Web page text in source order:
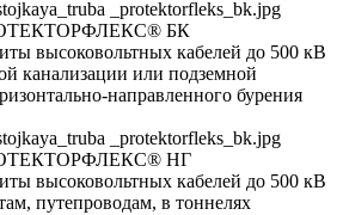
БК
высоковольтных кабелей до 500 кВ
канализации или подземной
направленного бурения
НГ
высоковольтных кабелей до 500 кВ
путепроводам, в тоннелях